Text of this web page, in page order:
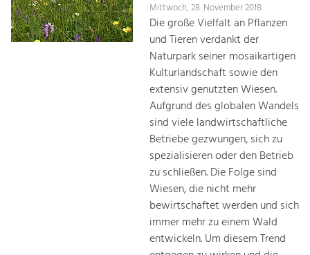
Mittwoch, 28. November 2018
Die große Vielfalt an Pflanzen
und Tieren verdankt der
Naturpark seiner mosaikartigen
Kulturlandschaft sowie den
extensiv genutzten Wiesen.
Aufgrund des globalen Wandels
sind viele landwirtschaftliche
Betriebe gezwungen, sich zu
spezialisieren oder den Betrieb
zu schließen. Die Folge sind
Wiesen, die nicht mehr
bewirtschaftet werden und sich
immer mehr zu einem Wald
entwickeln. Um diesem Trend